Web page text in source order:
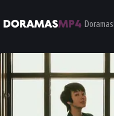
Doramas